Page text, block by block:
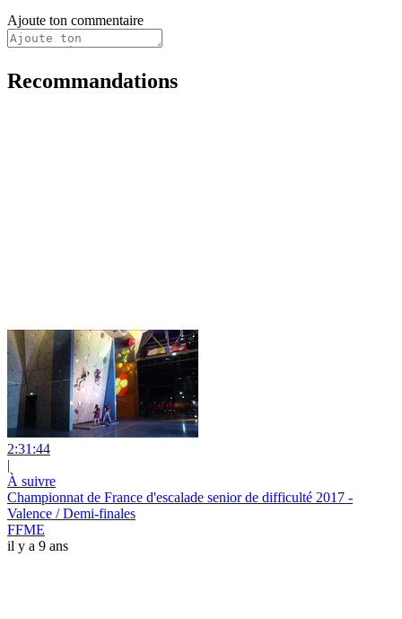
Ajoute ton commentaire
Recommandations
2:31:44
|
À suivre
Championnat de France d'escalade senior de difficulté 2017 -
Valence / Demi-finales
FFME
il y a 9 ans